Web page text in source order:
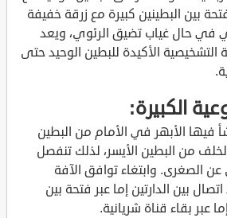
بين البطينين كبيرة مع زرقة خفيفة
في حال غياب تضيق الرئوي، ويعد
التشخيصية الأكيدة للبطين الوحيد حتى
الكبيرة:
فيها الأبهر في الأمام من البطين
من البطين الأيسر، لذلك تنفصل
عن الصغرى. وابتغاء توافق الآفة
بين الدارتين إما عبر فتحة بين
عبر بقاء قناة شريانية.